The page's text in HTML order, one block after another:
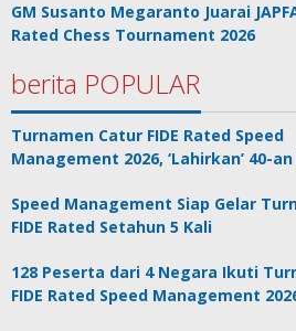
GM Susanto Megaranto Juarai
Rated Chess Tournament 2026
berita POPULAR
Turnamen Catur FIDE Rated Speed
Management 2026, ‘Lahirkan’ 40-
Speed Management Siap Gelar
FIDE Rated Setahun 5 Kali
128 Peserta dari 4 Negara Ikuti
FIDE Rated Speed Management